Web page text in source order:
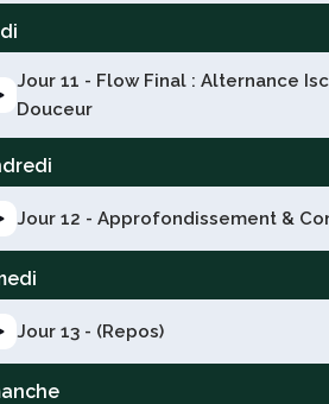
Jour 11 - Flow Final : Alternance
Douceur
Jour 12 - Approfondissement &
Jour 13 - (Repos)